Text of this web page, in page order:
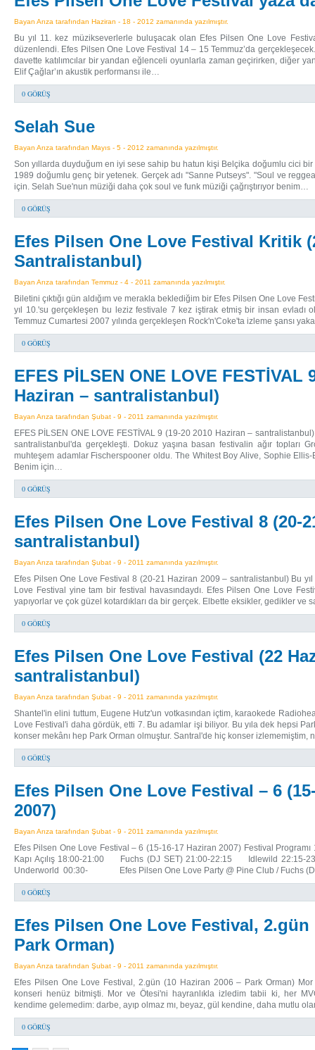
Bayan Arıza tarafından Haziran - 18 - 2012 zamanında yazılmıştır.
Bu yıl 11. kez müzikseverlerle buluşacak olan Efes Pilsen One Love
düzenlendi. Efes Pilsen One Love Festival 14 – 15 Temmuz’da
davette katılımcılar bir yandan eğlenceli oyunlarla zaman geçirirken, diğer
Elif Çağlar’ın akustik performansı ile…
0 GÖRÜŞ
Selah Sue
Bayan Arıza tarafından Mayıs - 5 - 2012 zamanında yazılmıştır.
Son yıllarda duyduğum en iyi sese sahip bu hatun kişi Belçika doğumlu cici bir
1989 doğumlu genç bir yetenek. Gerçek adı "Sanne Putseys". "Soul ve
için. Selah Sue'nun müziği daha çok soul ve funk müziği çağrıştırıyor benim…
0 GÖRÜŞ
Efes Pilsen One Love Festival Kritik
Santralistanbul)
Bayan Arıza tarafından Temmuz - 4 - 2011 zamanında yazılmıştır.
Biletini çıktığı gün aldığım ve merakla beklediğim bir Efes Pilsen One Love
yıl 10.'su gerçekleşen bu leziz festivale 7 kez iştirak etmiş bir insan evladı
Temmuz Cumartesi 2007 yılında gerçekleşen Rock'n'Coke'ta izleme şansı
0 GÖRÜŞ
EFES PİLSEN ONE LOVE FESTİVAL
Haziran – santralistanbul)
Bayan Arıza tarafından Şubat - 9 - 2011 zamanında yazılmıştır.
EFES PİLSEN ONE LOVE FESTİVAL 9 (19-20 2010 Haziran –
santralistanbul'da gerçekleşti. Dokuz yaşına basan festivalin ağır topları
muhteşem adamlar Fischerspooner oldu. The Whitest Boy Alive, Sophie
Benim için…
0 GÖRÜŞ
Efes Pilsen One Love Festival 8 (20-
santralistanbul)
Bayan Arıza tarafından Şubat - 9 - 2011 zamanında yazılmıştır.
Efes Pilsen One Love Festival 8 (20-21 Haziran 2009 – santralistanbul) Bu
Love Festival yine tam bir festival havasındaydı. Efes Pilsen One Love
yapıyorlar ve çok güzel kotardıkları da bir gerçek. Elbette eksikler, gedikler ve
0 GÖRÜŞ
Efes Pilsen One Love Festival (22
santralistanbul)
Bayan Arıza tarafından Şubat - 9 - 2011 zamanında yazılmıştır.
Shantel'in elini tuttum, Eugene Hutz'un votkasından içtim, karaokede
Love Festival'i daha gördük, etti 7. Bu adamlar işi biliyor. Bu yıla dek hepsi
konser mekânı hep Park Orman olmuştur. Santral'de hiç konser izlememiştim,
0 GÖRÜŞ
Efes Pilsen One Love Festival – 6
2007)
Bayan Arıza tarafından Şubat - 9 - 2011 zamanında yazılmıştır.
Efes Pilsen One Love Festival – 6 (15-16-17 Haziran 2007) Festival
Kapı Açılış 18:00-21:00 Fuchs (DJ SET) 21:00-22:15 Idlewild
Underworld 00:30- Efes Pilsen One Love Party @ Pine Club / Fuchs
0 GÖRÜŞ
Efes Pilsen One Love Festival, 2.gün
Park Orman)
Bayan Arıza tarafından Şubat - 9 - 2011 zamanında yazılmıştır.
Efes Pilsen One Love Festival, 2.gün (10 Haziran 2006 – Park Orman) Mor
konseri henüz bitmişti. Mor ve Ötesi'ni hayranlıkla izledim tabii ki, her
kendime gelemedim: darbe, ayıp olmaz mı, beyaz, gül kendine, daha mutlu
0 GÖRÜŞ